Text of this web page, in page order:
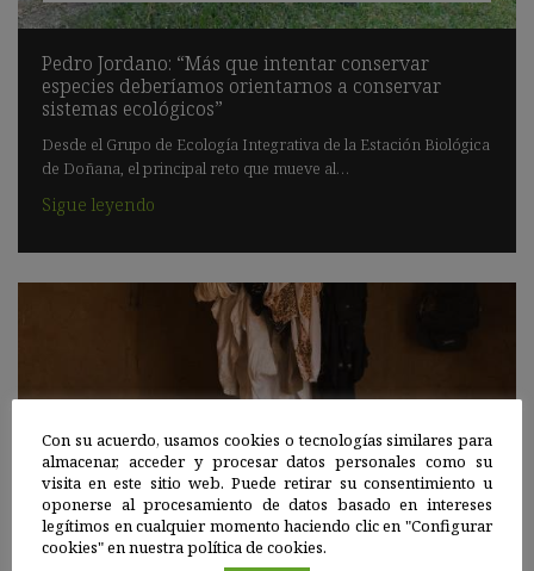
Pedro Jordano: “Más que intentar conservar
especies deberíamos orientarnos a conservar
sistemas ecológicos”
Desde el Grupo de Ecología Integrativa de la Estación Biológica
de Doñana, el principal reto que mueve al…
Sigue leyendo
Con su acuerdo, usamos cookies o tecnologías similares para
almacenar, acceder y procesar datos personales como su
visita en este sitio web. Puede retirar su consentimiento u
oponerse al procesamiento de datos basado en intereses
legítimos en cualquier momento haciendo clic en "Configurar
cookies" en nuestra política de cookies.